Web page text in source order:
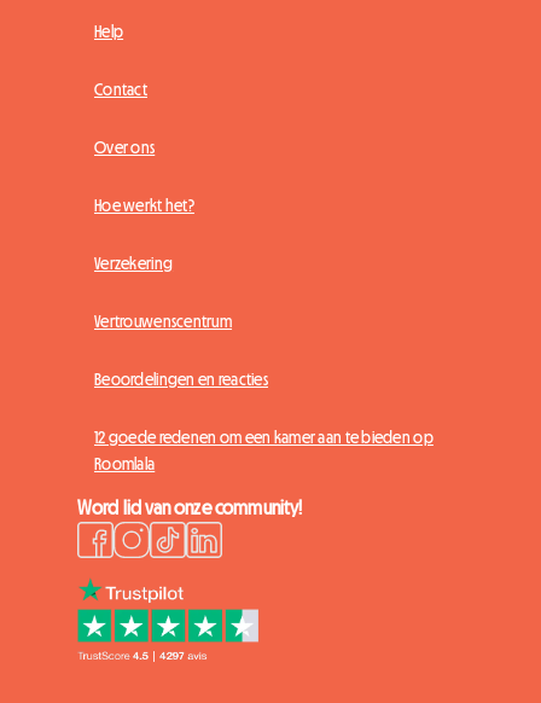
Help
Contact
Over ons
Hoe werkt het?
Verzekering
Vertrouwenscentrum
Beoordelingen en reacties
12 goede redenen om een kamer aan te bieden op
Roomlala
Word lid van onze community!